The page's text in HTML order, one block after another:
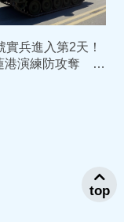
實兵進入第2天！
港演練防攻奪 部
top